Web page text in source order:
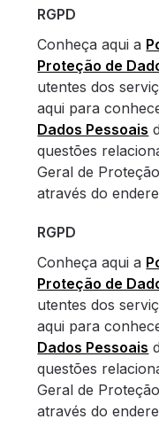
RGPD
Conheça aqui a
Proteção de
utentes dos
aqui para
Dados Pessoais
questões
Geral de
através do
RGPD
Conheça aqui a
Proteção de
utentes dos
aqui para
Dados Pessoais
questões
Geral de
através do